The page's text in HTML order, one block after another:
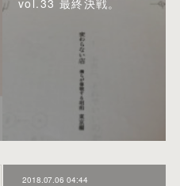
vol.33 最終決戦。
2018.07.06 04:44